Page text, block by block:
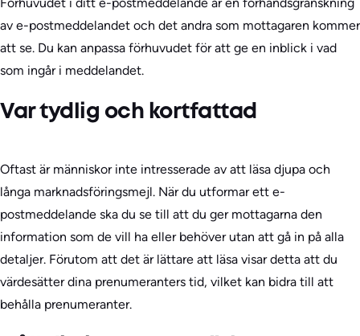
av e-postmeddelandet och det andra som mottagaren kommer
att se. Du kan anpassa förhuvudet för att ge en inblick i vad
som ingår i meddelandet.
Var tydlig och kortfattad
Oftast är människor inte intresserade av att läsa djupa och
långa marknadsföringsmejl. När du utformar ett e-
postmeddelande ska du se till att du ger mottagarna den
information som de vill ha eller behöver utan att gå in på alla
detaljer. Förutom att det är lättare att läsa visar detta att du
värdesätter dina prenumeranters tid, vilket kan bidra till att
behålla prenumeranter.